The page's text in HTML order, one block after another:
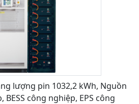
lượng pin 1032,2 kWh, Nguồn
công nghiệp, EPS công